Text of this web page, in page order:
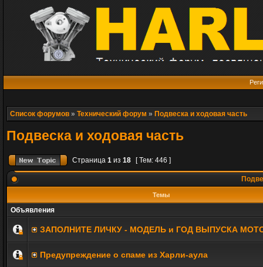
Список форумов » Технический форум » Подвеска и ходовая часть
Подвеска и ходовая часть
Страница 1 из 18 [ Тем: 446 ]
Темы
Объявления
ЗАПОЛНИТE ЛИЧКУ - МОДЕЛЬ и ГОД ВЫПУСКА
Предупреждение о спаме из Харли-аула